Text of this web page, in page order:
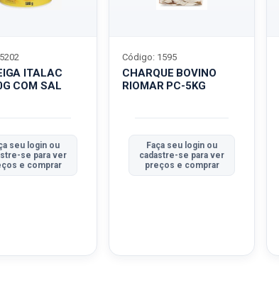
ITALAC
COM SAL
seu login ou
se para ver
e comprar
CHARQUE BOVINO
RIOMAR PC-5KG
Código: 1595
Faça seu login ou
cadastre-se para ver
preços e comprar